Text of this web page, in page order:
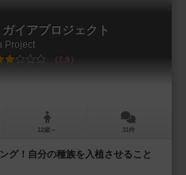
イアプロジェクト
Project
7.9
12歳～ 31件
グ！自分の種族を入植させること